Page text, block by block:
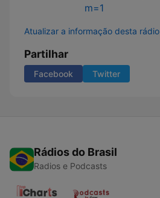
m=1
Atualizar a informação desta rádio
Partilhar
Facebook Twitter
Rádios do Brasil
Radios e Podcasts